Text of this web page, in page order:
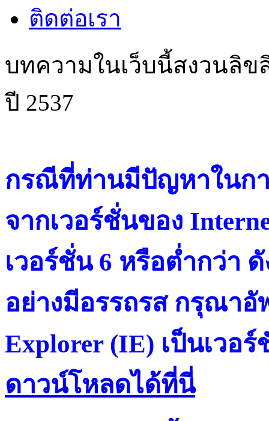
ติดต่อเรา
บทความในเว็บนี้สงวนลิ
ปี 2537
กรณีที่ท่านมีปัญหาในกา
จากเวอร์ชั่นของ
เวอร์ชั่น 6 หรือต่ำกว่า
อย่างมีอรรถรส กรุณาอั
Explorer (IE) เป็นเวอ
ดาวน์โหลดได้ที่น